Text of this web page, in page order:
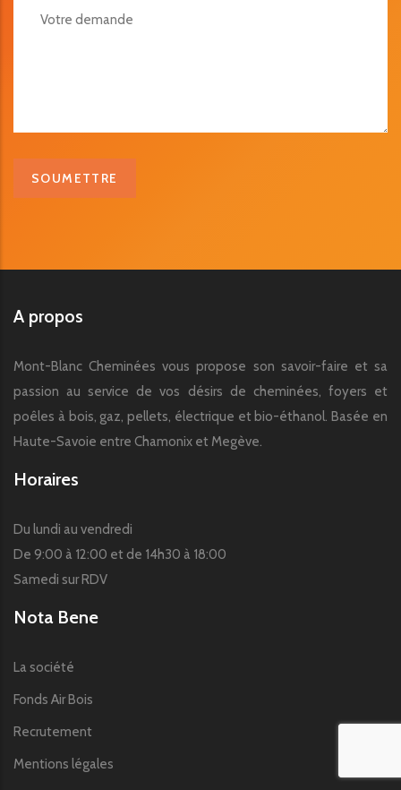
Votre Demande
A propos
Mont-Blanc Cheminées vous propose son savoir-faire et sa
passion au service de vos désirs de cheminées, foyers et
poêles à bois, gaz, pellets, électrique et bio-éthanol. Basée en
Haute-Savoie entre Chamonix et Megève.
Horaires
Du lundi au vendredi
De 9:00 à 12:00 et de 14h30 à 18:00
Samedi sur RDV
Nota Bene
La société
Fonds Air Bois
Recrutement
Mentions légales